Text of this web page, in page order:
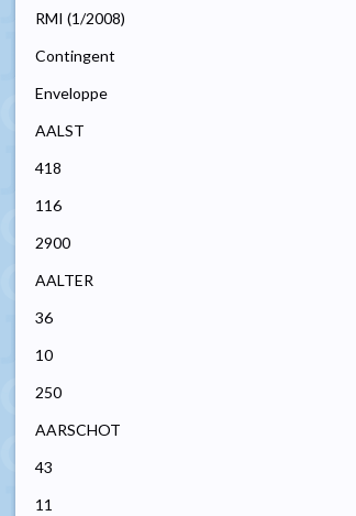
RMI (1/2008)
Contingent
Enveloppe
AALST
418
116
2900
AALTER
36
10
250
AARSCHOT
43
11